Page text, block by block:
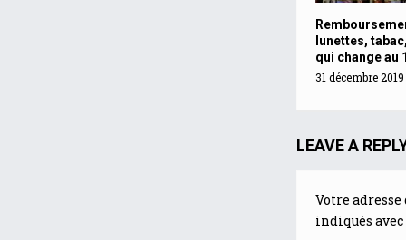
lunettes,
qui change au
31 décembre 2019
LEAVE A
Votre
indiqués avec